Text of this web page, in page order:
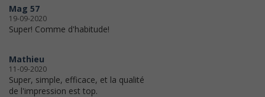
Mag 57
19-09-2020
Super! Comme d'habitude!
Mathieu
11-09-2020
Super, simple, efficace, et la qualité
de l'impression est top.